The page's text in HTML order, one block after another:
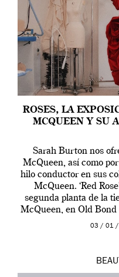
ROSES, LA
MCQUEEN Y SU
Sarah Burton nos
McQueen, así como
hilo conductor en sus
McQueen. ‘Red
segunda planta de la
McQueen, en Old
de 2019
03 / 01